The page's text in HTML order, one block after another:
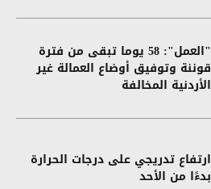
"العمل": 58 يوما تبقى من فترة
قوننة وتوفيق أوضاع العمالة غير
الأردنية المخالفة
ارتفاع تدريجي على درجات الحرارة
بدءًا من الأحد